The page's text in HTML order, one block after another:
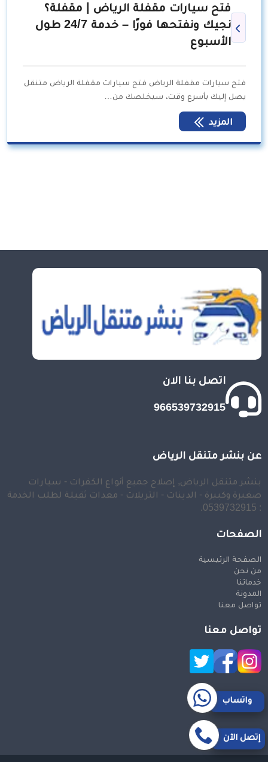
فتح سيارات مقفلة الرياض | مقفلة؟
نجيك ونفتحها فورًا – خدمة 24/7 طول
الأسبوع
فتح سيارات مقفلة الرياض فتح سيارات مقفلة الرياض متنقل
يصل إليك بأسرع وقت، سيخلصك من…
المزيد
اتصل بنا الان
966539732915
عن بنشر متنقل الرياض
بنشر متنقل الرياض, إصلاح جميع أنواع الكفرات - سيارات
صغيرة وكبيرة - الدينات - التريلات - معدات ثقيلة لطلب الخدمة
: 0539732915.
الصفحات
الصفحة الرئيسية
من نحن
خدماتنا
المدونة
تواصل معنا
تواصل معنا
إتصل الآن
واتساب